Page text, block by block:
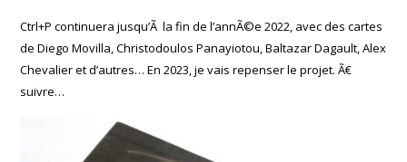
Ctrl+P continuera jusqu’Ã la fin de l’annÃ©e 2022, avec des cartes
de Diego Movilla, Christodoulos Panayiotou, Baltazar Dagault, Alex
Chevalier et d’autres… En 2023, je vais repenser le projet. Ã€
suivre…